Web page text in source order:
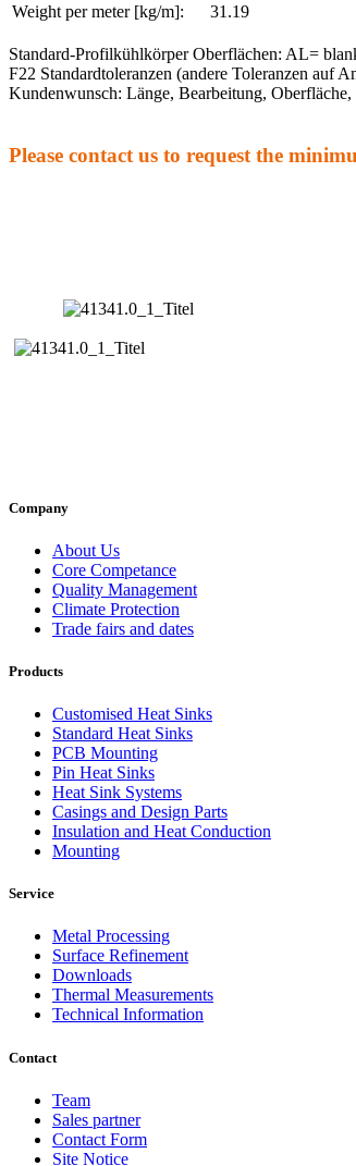
Weight per meter [kg/m]:
31.19
Standard-Profilkühlkörper Oberflächen: AL=
F22 Standardtoleranzen (andere Toleranzen
Kundenwunsch: Länge, Bearbeitung,
Please contact us to request the
Company
About Us
Core Competance
Quality Management
Climate Protection
Trade fairs and dates
Products
Customised Heat Sinks
Standard Heat Sinks
PCB Mounting
Pin Heat Sinks
Heat Sink Systems
Casings and Design Parts
Insulation and Heat Conduction
Mounting
Service
Metal Processing
Surface Refinement
Downloads
Thermal Measurements
Technical Information
Contact
Team
Sales partner
Contact Form
Site Notice